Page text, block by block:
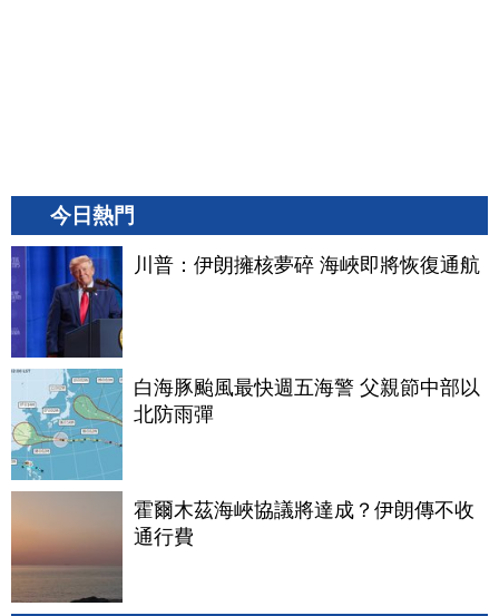
今日熱門
川普：伊朗擁核夢碎 海峽即將恢復通航
白海豚颱風最快週五海警 父親節中部以
北防雨彈
霍爾木茲海峽協議將達成？伊朗傳不收
通行費